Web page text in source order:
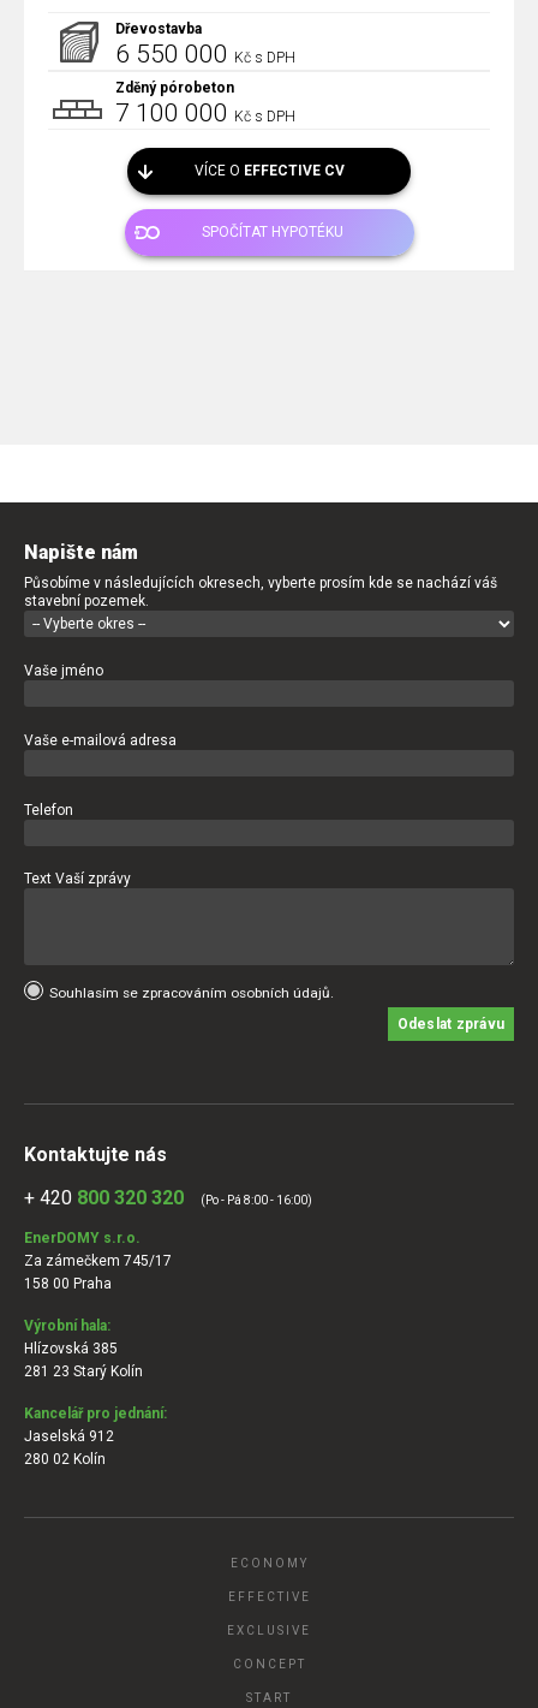
Dřevostavba
6 550 000 Kč s DPH
Zděný pórobeton
7 100 000 Kč s DPH
VÍCE O EFFECTIVE CV
SPOČÍTAT HYPOTÉKU
Napište nám
Působíme v následujících okresech, vyberte prosím kde se nachází váš
stavební pozemek.
Vaše jméno
Vaše e-mailová adresa
Telefon
Text Vaší zprávy
Souhlasím se zpracováním osobních údajů.
Odeslat zprávu
Kontaktujte nás
+ 420 800 320 320 (Po - Pá 8:00 - 16:00)
EnerDOMY s.r.o.
Za zámečkem 745/17
158 00 Praha
Výrobní hala:
Hlízovská 385
281 23 Starý Kolín
Kancelář pro jednání:
Jaselská 912
280 02 Kolín
ECONOMY
EFFECTIVE
EXCLUSIVE
CONCEPT
START